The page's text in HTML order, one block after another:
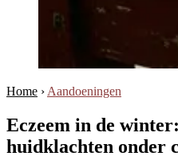
Home › Aandoeningen
Eczeem in de
huidklachten onder